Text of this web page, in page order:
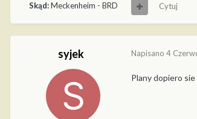
Skąd:Meckenheim - BRD Cytuj
syjek Napisano 4
Plany dopiero